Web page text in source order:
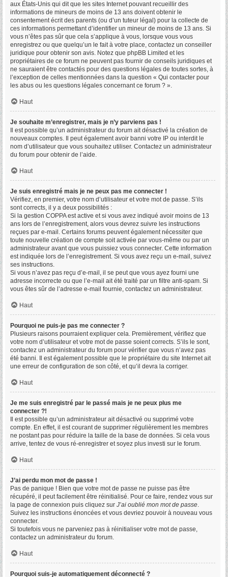
aux États-Unis qui dit que les sites Internet pouvant recueillir des
informations de mineurs de moins de 13 ans doivent obtenir le
consentement écrit des parents (ou d’un tuteur légal) pour la collecte de
ces informations permettant d’identifier un mineur de moins de 13 ans. Si
vous n’êtes pas sûr que cela s’applique à vous, lorsque vous vous
enregistrez ou que quelqu’un le fait à votre place, contactez un conseiller
juridique pour obtenir son avis. Notez que phpBB Limited et les
propriétaires de ce forum ne peuvent pas fournir de conseils juridiques et
ne sauraient être contactés pour des questions légales de toutes sortes, à
l’exception de celles mentionnées dans la question « Qui contacter pour
les abus ou les questions légales concernant ce forum ? ».
Haut
Je souhaite m’enregistrer, mais je n’y parviens pas !
Il est possible qu’un administrateur du forum ait désactivé la création de
nouveaux comptes. Il peut également avoir banni votre IP ou interdit le
nom d’utilisateur que vous souhaitez utiliser. Contactez un administrateur
du forum pour obtenir de l’aide.
Haut
Je suis enregistré mais je ne peux pas me connecter !
Vérifiez, en premier, votre nom d’utilisateur et votre mot de passe. S’ils
sont corrects, il y a deux possibilités :
Si la gestion COPPA est active et si vous avez indiqué avoir moins de 13
ans lors de l’enregistrement, alors vous devrez suivre les instructions
reçues par e-mail. Certains forums peuvent également nécessiter que
toute nouvelle création de compte soit activée par vous-même ou par un
administrateur avant que vous puissiez vous connecter. Cette information
est indiquée lors de l’enregistrement. Si vous avez reçu un e-mail, suivez
ses instructions.
Si vous n’avez pas reçu d’e-mail, il se peut que vous ayez fourni une
adresse incorrecte ou que l’e-mail ait été traité par un filtre anti-spam. Si
vous êtes sûr de l’adresse e-mail fournie, contactez un administrateur.
Haut
Pourquoi ne puis-je pas me connecter ?
Plusieurs raisons pourraient expliquer cela. Premièrement, vérifiez que
votre nom d’utilisateur et votre mot de passe soient corrects. S’ils le sont,
contactez un administrateur du forum pour vérifier que vous n’avez pas
été banni. Il est également possible que le propriétaire du site Internet ait
une erreur de configuration de son côté, et qu’il devra la corriger.
Haut
Je me suis enregistré par le passé mais je ne peux plus me
connecter ?!
Il est possible qu’un administrateur ait désactivé ou supprimé votre
compte. En effet, il est courant de supprimer régulièrement les membres
ne postant pas pour réduire la taille de la base de données. Si cela vous
arrive, tentez de vous ré-enregistrer et soyez plus investi sur le forum.
Haut
J’ai perdu mon mot de passe !
Pas de panique ! Bien que votre mot de passe ne puisse pas être
récupéré, il peut facilement être réinitialisé. Pour ce faire, rendez vous sur
la page de connexion puis cliquez sur J’ai oublié mon mot de passe.
Suivez les instructions énoncées et vous devriez pouvoir à nouveau vous
connecter.
Si toutefois vous ne parveniez pas à réinitialiser votre mot de passe,
contactez un administrateur du forum.
Haut
Pourquoi suis-je automatiquement déconnecté ?